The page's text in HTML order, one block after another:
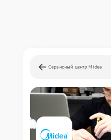
Сервисный центр Midea